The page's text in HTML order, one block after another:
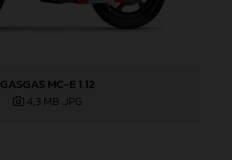
GASGAS MC-E 1.12
4,3 MB .JPG